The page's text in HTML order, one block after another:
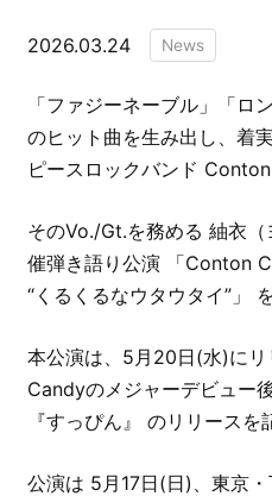
2026.03.24 News
「ファジーネーブル」「ロ
のヒット曲を生み出し、着
ピースロックバンド Conton
そのVo./Gt.を務める 紬衣
催弾き語り公演 「Conton
“くるくるなウタウタイ”」
本公演は、5月20日(水)に
Candyのメジャーデビュー
『すっぴん』 のリリースを
公演は 5月17日(日)、東京